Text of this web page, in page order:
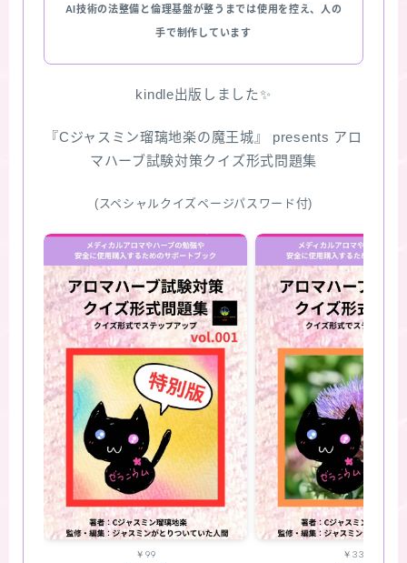
AI技術の法整備と倫理基盤が整うまでは使用を控え、人の
手で制作しています
kindle出版しました✨
『Cジャスミン瑠璃地楽の魔王城』 presents アロ
マハーブ試験対策クイズ形式問題集
(スペシャルクイズページパスワード付)
￥99 ￥330